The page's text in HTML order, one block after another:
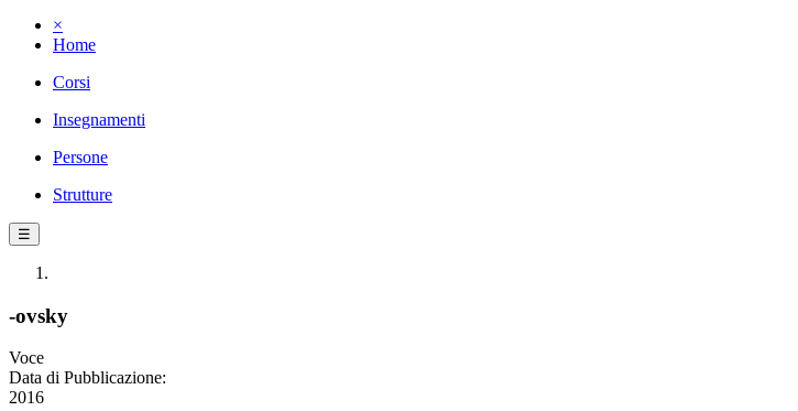
×
Home
Corsi
Insegnamenti
Persone
Strutture
☰
-ovsky
Voce
Data di Pubblicazione:
2016